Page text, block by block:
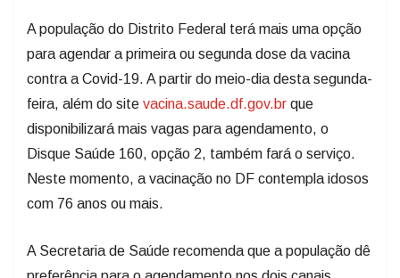
A população do Distrito Federal terá mais uma opção
para agendar a primeira ou segunda dose da vacina
contra a Covid-19. A partir do meio-dia desta segunda-
feira, além do site vacina.saude.df.gov.br que
disponibilizará mais vagas para agendamento, o
Disque Saúde 160, opção 2, também fará o serviço.
Neste momento, a vacinação no DF contempla idosos
com 76 anos ou mais.
A Secretaria de Saúde recomenda que a população dê